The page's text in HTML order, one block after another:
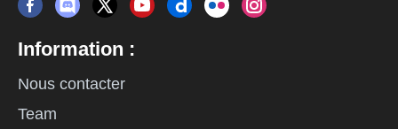
Information :
Nous contacter
Team